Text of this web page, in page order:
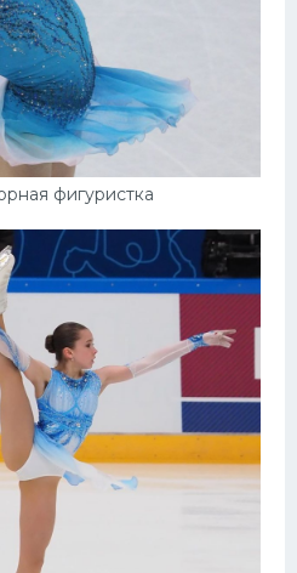
фигуристка